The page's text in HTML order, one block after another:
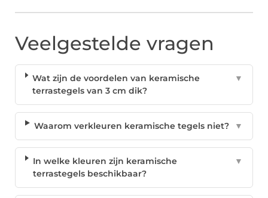
Veelgestelde vragen
Wat zijn de voordelen van keramische
terrastegels van 3 cm dik?
▼
Waarom verkleuren keramische tegels niet? ▼
In welke kleuren zijn keramische
terrastegels beschikbaar?
▼